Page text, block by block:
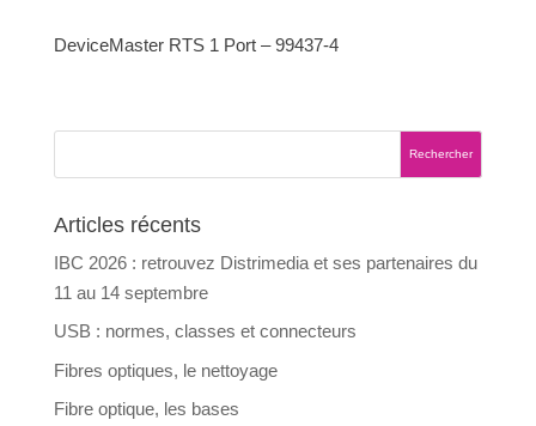
DeviceMaster RTS 1 Port – 99437-4
Articles récents
IBC 2026 : retrouvez Distrimedia et ses partenaires du
11 au 14 septembre
USB : normes, classes et connecteurs
Fibres optiques, le nettoyage
Fibre optique, les bases